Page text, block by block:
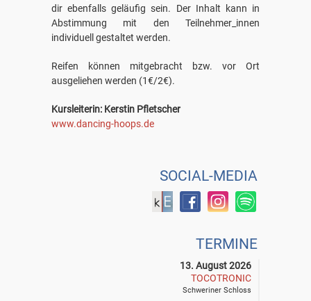
dir ebenfalls geläufig sein. Der Inhalt kann in
Abstimmung mit den Teilnehmer_innen
individuell gestaltet werden.
Reifen können mitgebracht bzw. vor Ort
ausgeliehen werden (1€/2€).
Kursleiterin: Kerstin Pfletscher
www.dancing-hoops.de
SOCIAL-MEDIA
TERMINE
13. August 2026
TOCOTRONIC
Schweriner Schloss